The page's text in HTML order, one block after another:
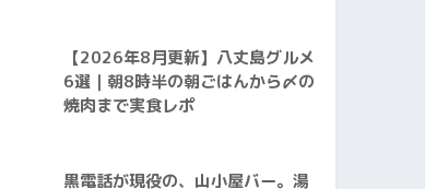
【2026年8月更新】八丈島グルメ
6選｜朝8時半の朝ごはんから〆の
焼肉まで実食レポ
黒電話が現役の、山小屋バー。湯